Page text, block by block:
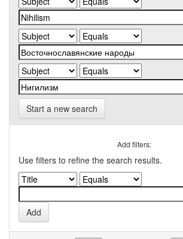
Start a new search
Add filters:
Use filters to refine the search results.